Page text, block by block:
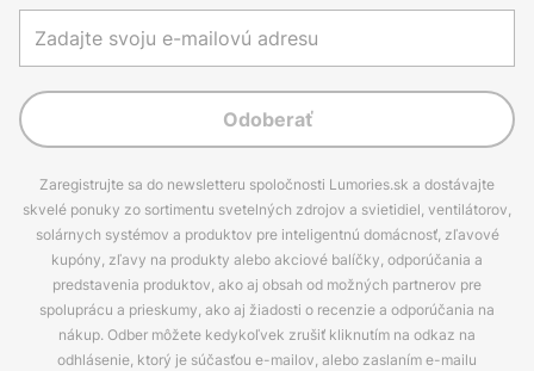
Odoberať
Zaregistrujte sa do newsletteru spoločnosti Lumories.sk a dostávajte
skvelé ponuky zo sortimentu svetelných zdrojov a svietidiel, ventilátorov,
solárnych systémov a produktov pre inteligentnú domácnosť, zľavové
kupóny, zľavy na produkty alebo akciové balíčky, odporúčania a
predstavenia produktov, ako aj obsah od možných partnerov pre
spoluprácu a prieskumy, ako aj žiadosti o recenzie a odporúčania na
nákup. Odber môžete kedykoľvek zrušiť kliknutím na odkaz na
odhlásenie, ktorý je súčasťou e-mailov, alebo zaslaním e-mailu